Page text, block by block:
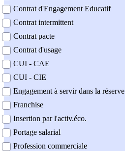
Contrat d'Engagement Educatif
Contrat intermittent
Contrat pacte
Contrat d'usage
CUI - CAE
CUI - CIE
Engagement à servir dans la réserve
Franchise
Insertion par l'activ.éco.
Portage salarial
Profession commerciale